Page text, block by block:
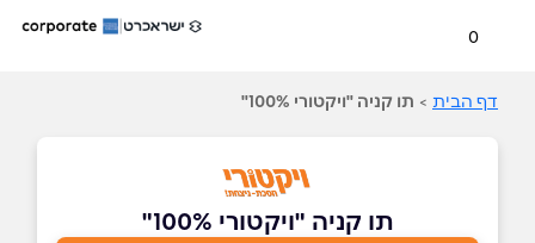
0
דף הבית > תו קניה "ויקטורי 100%"
תו קניה "ויקטורי 100%"